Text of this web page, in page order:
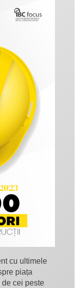
cu ultimele
piața
cei peste